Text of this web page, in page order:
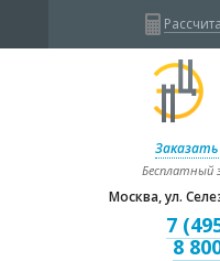
Бесплатный
Москва, ул.
7
8